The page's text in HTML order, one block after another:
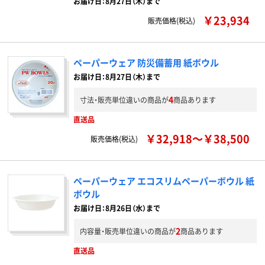
販売価格(税込)
￥23,934
ペーパーウェア 防災備蓄用 紙ボウル
お届け日：8月27日（木）まで
寸法・販売単位違いの商品が4商品あります
直送品
販売価格(税込)
￥32,918～￥38,500
ペーパーウェア エコスリムペーパーボウル 紙
ボウル
お届け日：8月26日（水）まで
内容量・販売単位違いの商品が2商品あります
直送品